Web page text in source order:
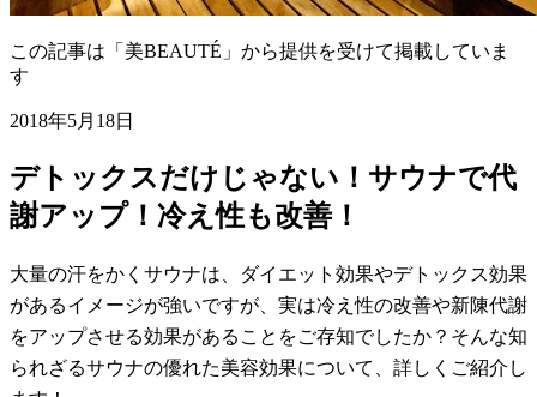
この記事は「美BEAUTÉ」から提供を受けて掲載していま
す
2018年5月18日
デトックスだけじゃない！サウナで代
謝アップ！冷え性も改善！
大量の汗をかくサウナは、ダイエット効果やデトックス効果
があるイメージが強いですが、実は冷え性の改善や新陳代謝
をアップさせる効果があることをご存知でしたか？そんな知
られざるサウナの優れた美容効果について、詳しくご紹介し